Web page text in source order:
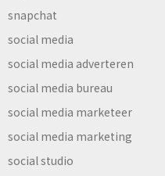
snapchat
social media
social media adverteren
social media bureau
social media marketeer
social media marketing
social studio